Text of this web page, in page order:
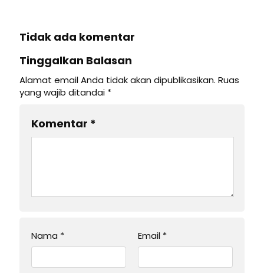
Tidak ada komentar
Tinggalkan Balasan
Alamat email Anda tidak akan dipublikasikan. Ruas
yang wajib ditandai *
Komentar *
Nama * Email *